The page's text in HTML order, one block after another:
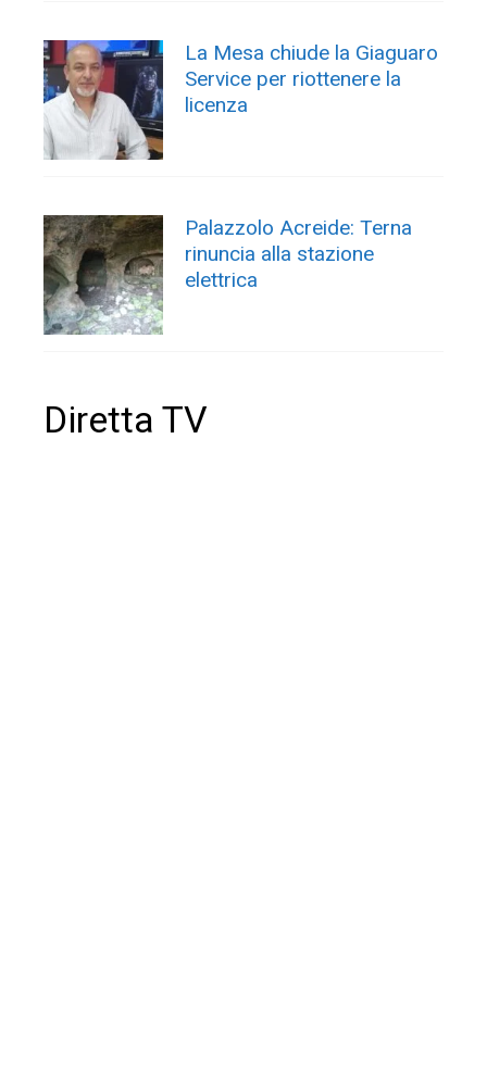
La Mesa chiude la Giaguaro
Service per riottenere la
licenza
Palazzolo Acreide: Terna
rinuncia alla stazione
elettrica
Diretta TV